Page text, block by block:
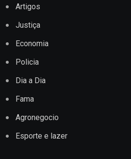
Artigos
Justiça
Economia
Policia
Dia a Dia
Fama
Agronegocio
Esporte e lazer